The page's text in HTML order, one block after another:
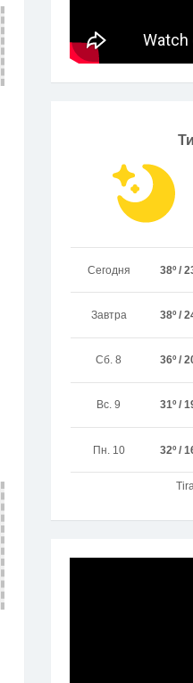
Сегодня 38º /
Завтра 38º /
Сб. 8 36º /
Вс. 9 31º /
Пн. 10 32º /